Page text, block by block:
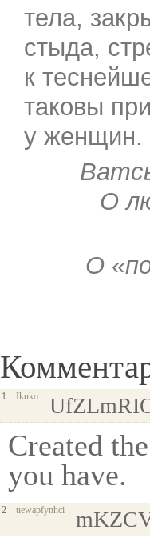
тела,
стыда,
к
таковы
у женщин.
О
О
1 Ikuko
Created
you have.
2 uewapfynhci